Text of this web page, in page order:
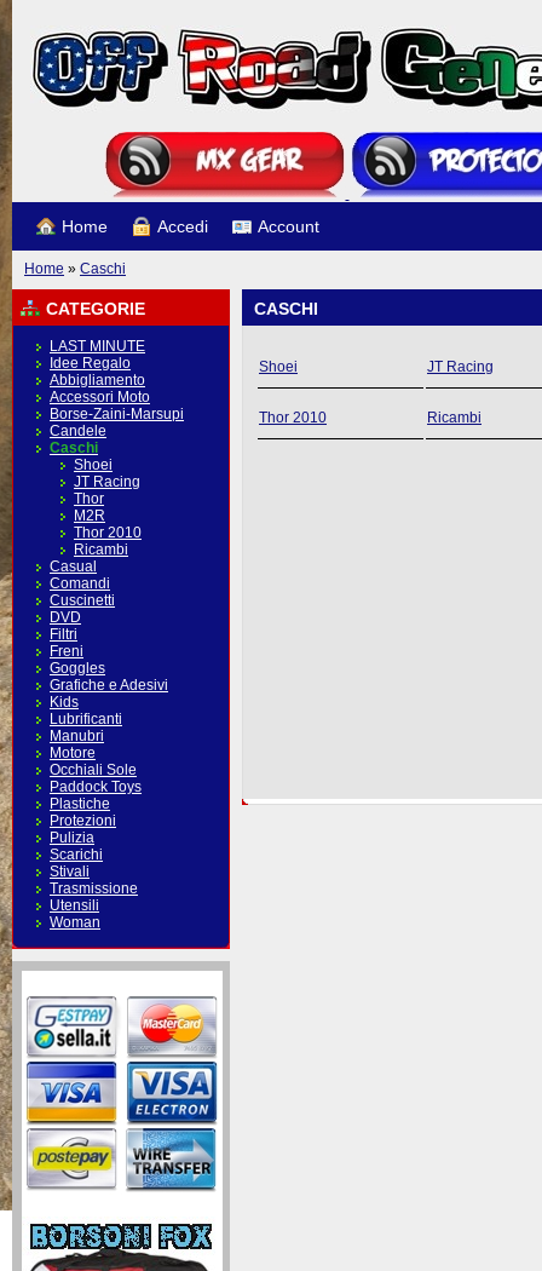
Home Accedi Account
Home » Caschi
CATEGORIE
LAST MINUTE
Idee Regalo
Abbigliamento
Accessori Moto
Borse-Zaini-Marsupi
Candele
Caschi
Shoei
JT Racing
Thor
M2R
Thor 2010
Ricambi
Casual
Comandi
Cuscinetti
DVD
Filtri
Freni
Goggles
Grafiche e Adesivi
Kids
Lubrificanti
Manubri
Motore
Occhiali Sole
Paddock Toys
Plastiche
Protezioni
Pulizia
Scarichi
Stivali
Trasmissione
Utensili
Woman
CASCHI
Shoei JT Racing
Thor 2010 Ricambi